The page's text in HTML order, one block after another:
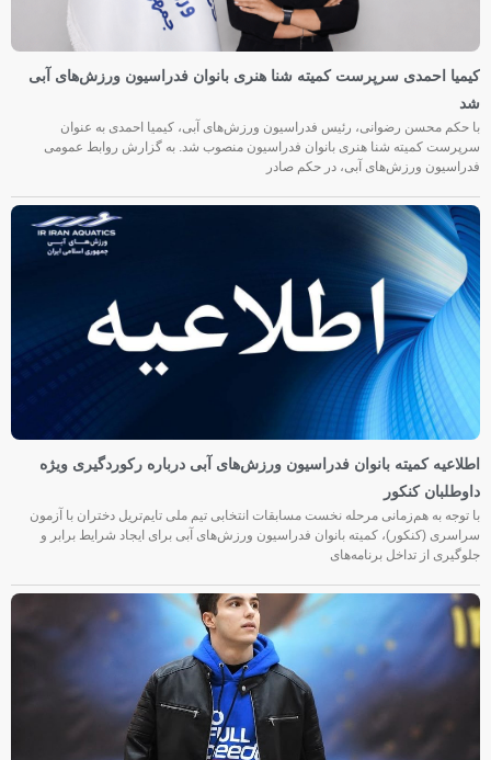
کیمیا احمدی سرپرست کمیته شنا هنری بانوان فدراسیون ورزش‌های آبی
شد
با حکم محسن رضوانی، رئیس فدراسیون ورزش‌های آبی، کیمیا احمدی به عنوان
سرپرست کمیته شنا هنری بانوان فدراسیون منصوب شد. به گزارش روابط عمومی
فدراسیون ورزش‌های آبی، در حکم صادر
اطلاعیه کمیته بانوان فدراسیون ورزش‌های آبی درباره رکوردگیری ویژه
داوطلبان کنکور
با توجه به هم‌زمانی مرحله نخست مسابقات انتخابی تیم ملی تایم‌تریل دختران با آزمون
سراسری (کنکور)، کمیته بانوان فدراسیون ورزش‌های آبی برای ایجاد شرایط برابر و
جلوگیری از تداخل برنامه‌های